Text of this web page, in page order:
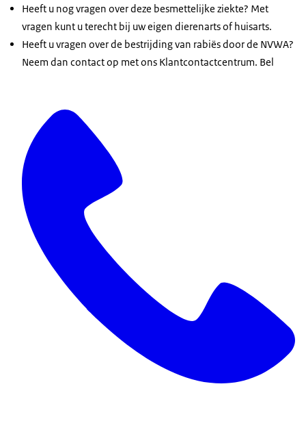
Heeft u nog vragen over deze besmettelijke ziekte? Met
vragen kunt u terecht bij uw eigen dierenarts of huisarts.
Heeft u vragen over de bestrijding van rabiës door de NVWA?
Neem dan contact op met ons Klantcontactcentrum. Bel